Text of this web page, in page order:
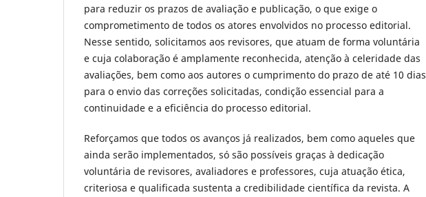
para reduzir os prazos de avaliação e publicação, o que exige o
comprometimento de todos os atores envolvidos no processo editorial.
Nesse sentido, solicitamos aos revisores, que atuam de forma voluntária
e cuja colaboração é amplamente reconhecida, atenção à celeridade das
avaliações, bem como aos autores o cumprimento do prazo de até 10 dias
para o envio das correções solicitadas, condição essencial para a
continuidade e a eficiência do processo editorial.
Reforçamos que todos os avanços já realizados, bem como aqueles que
ainda serão implementados, só são possíveis graças à dedicação
voluntária de revisores, avaliadores e professores, cuja atuação ética,
criteriosa e qualificada sustenta a credibilidade científica da revista. A